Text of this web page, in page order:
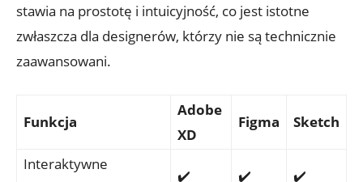
stawia na prostotę i intuicyjność, co jest istotne
zwłaszcza dla⁤ designerów, ​którzy nie ⁤są technicznie​
zaawansowani.
Funkcja
Adobe
XD
Figma Sketch
Interaktywne
✔️ ✔️ ✔️